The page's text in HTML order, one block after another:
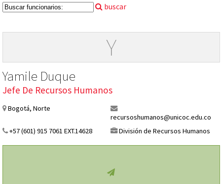
buscar
Y
Yamile Duque
Jefe De Recursos Humanos
Bogotá, Norte
recursoshumanos@unicoc.edu.co
+57 (601) 915 7061 EXT.14628
División de Recursos Humanos